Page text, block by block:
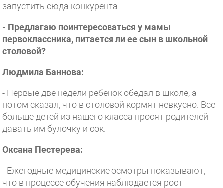
запустить сюда конкурента.
- Предлагаю поинтересоваться у мамы
первоклассника, питается ли ее сын в школьной
столовой?
Людмила Баннова:
- Первые две недели ребенок обедал в школе, а
потом сказал, что в столовой кормят невкусно. Все
больше детей из нашего класса просят родителей
давать им булочку и сок.
Оксана Пестерева:
- Ежегодные медицинские осмотры показывают,
что в процессе обучения наблюдается рост